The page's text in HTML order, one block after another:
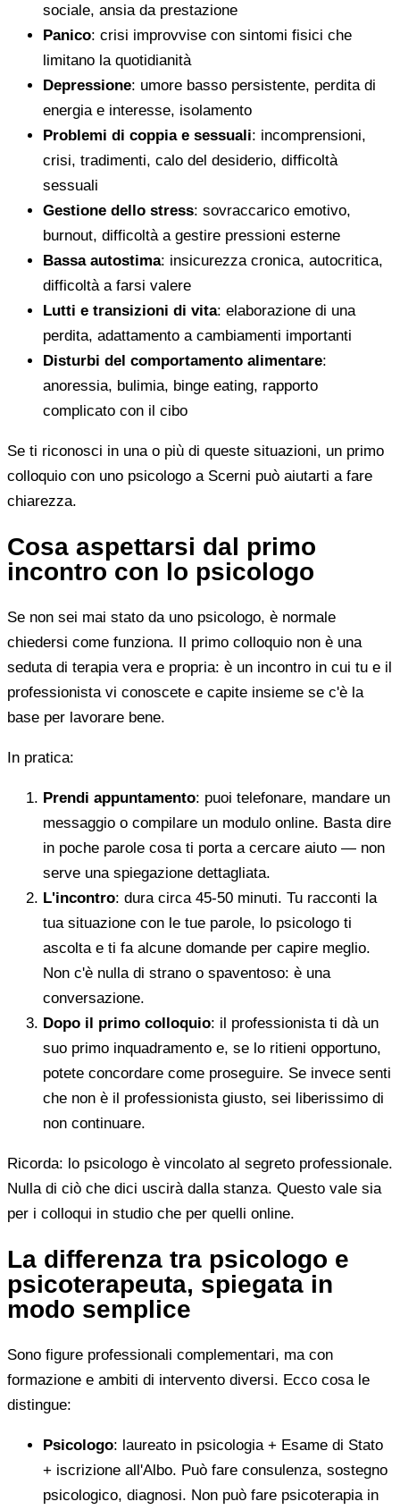
sociale, ansia da prestazione
Panico: crisi improvvise con sintomi fisici che
limitano la quotidianità
Depressione: umore basso persistente, perdita di
energia e interesse, isolamento
Problemi di coppia e sessuali: incomprensioni,
crisi, tradimenti, calo del desiderio, difficoltà
sessuali
Gestione dello stress: sovraccarico emotivo,
burnout, difficoltà a gestire pressioni esterne
Bassa autostima: insicurezza cronica, autocritica,
difficoltà a farsi valere
Lutti e transizioni di vita: elaborazione di una
perdita, adattamento a cambiamenti importanti
Disturbi del comportamento alimentare:
anoressia, bulimia, binge eating, rapporto
complicato con il cibo
Se ti riconosci in una o più di queste situazioni, un primo
colloquio con uno psicologo a Scerni può aiutarti a fare
chiarezza.
Cosa aspettarsi dal primo
incontro con lo psicologo
Se non sei mai stato da uno psicologo, è normale
chiedersi come funziona. Il primo colloquio non è una
seduta di terapia vera e propria: è un incontro in cui tu e il
professionista vi conoscete e capite insieme se c'è la
base per lavorare bene.
In pratica:
Prendi appuntamento: puoi telefonare, mandare un
messaggio o compilare un modulo online. Basta dire
in poche parole cosa ti porta a cercare aiuto — non
serve una spiegazione dettagliata.
L'incontro: dura circa 45-50 minuti. Tu racconti la
tua situazione con le tue parole, lo psicologo ti
ascolta e ti fa alcune domande per capire meglio.
Non c'è nulla di strano o spaventoso: è una
conversazione.
Dopo il primo colloquio: il professionista ti dà un
suo primo inquadramento e, se lo ritieni opportuno,
potete concordare come proseguire. Se invece senti
che non è il professionista giusto, sei liberissimo di
non continuare.
Ricorda: lo psicologo è vincolato al segreto professionale.
Nulla di ciò che dici uscirà dalla stanza. Questo vale sia
per i colloqui in studio che per quelli online.
La differenza tra psicologo e
psicoterapeuta, spiegata in
modo semplice
Sono figure professionali complementari, ma con
formazione e ambiti di intervento diversi. Ecco cosa le
distingue:
Psicologo: laureato in psicologia + Esame di Stato
+ iscrizione all'Albo. Può fare consulenza, sostegno
psicologico, diagnosi. Non può fare psicoterapia in